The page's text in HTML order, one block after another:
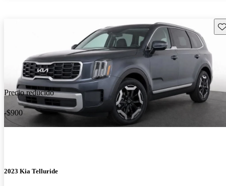
Precio reducido
-$900
2023 Kia Telluride